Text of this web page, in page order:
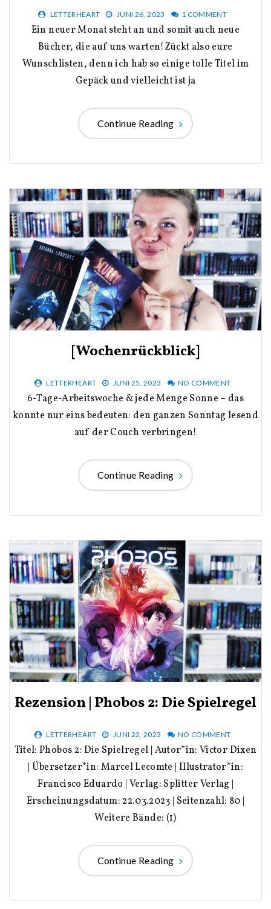
LETTERHEART JUNI 26, 2023 1 COMMENT
Ein neuer Monat steht an und somit auch neue
Bücher, die auf uns warten!Zückt also eure
Wunschlisten, denn ich hab so einige tolle Titel im
Gepäck und vielleicht ist ja
Continue Reading
[Wochenrückblick]
LETTERHEART JUNI 25, 2023 NO COMMENT
6-Tage-Arbeitswoche & jede Menge Sonne – das
konnte nur eins bedeuten: den ganzen Sonntag lesend
auf der Couch verbringen!
Continue Reading
Rezension | Phobos 2: Die Spielregel
LETTERHEART JUNI 22, 2023 NO COMMENT
Titel: Phobos 2: Die Spielregel | Autor*in: Victor Dixen
| Übersetzer*in: Marcel Lecomte | Illustrator*in:
Francisco Eduardo | Verlag: Splitter Verlag |
Erscheinungsdatum: 22.03.2023 | Seitenzahl: 80 |
Weitere Bände: (1)
Continue Reading